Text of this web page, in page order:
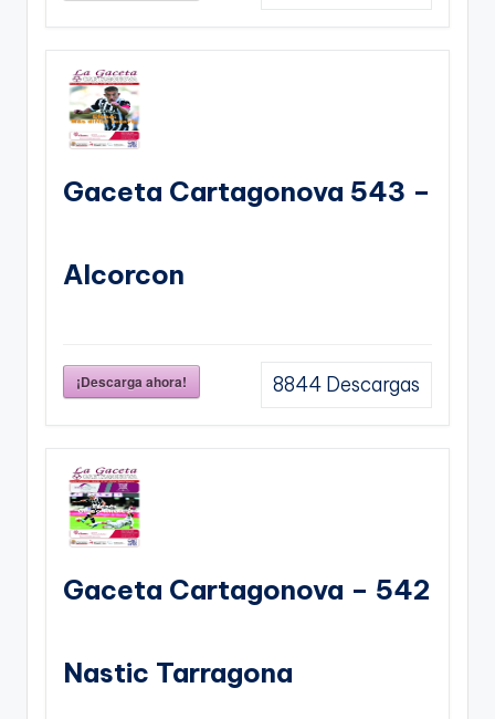
Gaceta Cartagonova 543 –
Alcorcon
¡Descarga ahora! 8844 Descargas
Gaceta Cartagonova – 542
Nastic Tarragona